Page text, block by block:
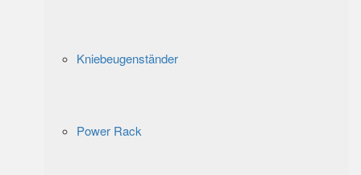
Kniebeugenständer
Power Rack